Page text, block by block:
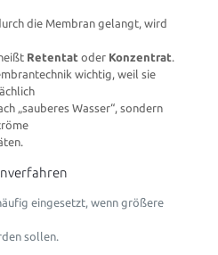
die Membran gelangt, wird
Retentat oder Konzentrat.
wichtig, weil sie
„sauberes Wasser“, sondern
eingesetzt, wenn größere
sollen.